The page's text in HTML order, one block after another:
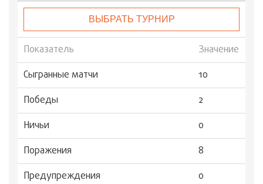
ВЫБРАТЬ ТУРНИР
Показатель
Значение
Сыгранные матчи
10
Победы
2
Ничьи
0
Поражения
8
Предупреждения
0